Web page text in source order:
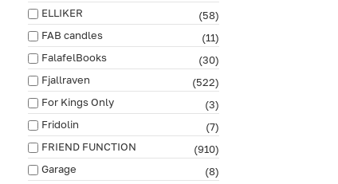
ELLIKER
(58)
FAB сandles
(11)
FalafelBooks
(30)
Fjallraven
(522)
For Kings Only
(3)
Fridolin
(7)
FRIEND FUNCTION
(910)
Garage
(8)